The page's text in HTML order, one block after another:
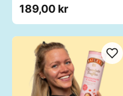
189,00 kr